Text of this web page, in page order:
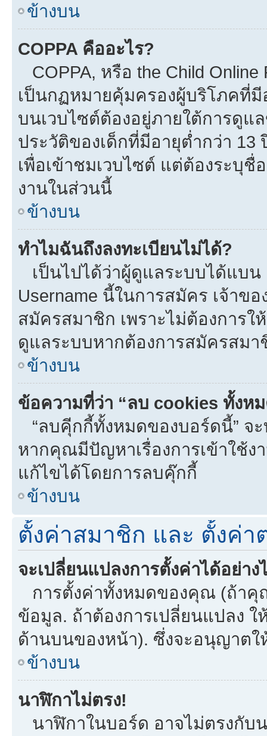
ข้างบน
COPPA คืออะไร?
COPPA, หรือ the Child Online
เป็นกฏหมายคุ้มครองผู้บริโภคที่มี
บนเวบไซต์ต้องอยู่ภายใต้การดูแ
ประวัติของเด็กที่มีอายุต่ำกว่า
เพื่อเข้าชมเวบไซต์ แต่ต้องระบุชื่
งานในส่วนนี้
ข้างบน
ทำไมฉันถึงลงทะเบียนไม่ได้?
เป็นไปได้ว่าผู้ดูแลระบบได้แบน
Username นี้ในการสมัคร เจ้าข
สมัครสมาชิก เพราะไม่ต้องการ
ดูแลระบบหากต้องการสมัครสมา
ข้างบน
ข้อความที่ว่า “ลบ cookies ทั้งห
“ลบคุีกกี้ทั้งหมดของบอร์ดนี้” จ
หากคุณมีปัญหาเรื่องการเข้าใช้ง
แก้ไขได้โดยการลบคุ๊กกี้
ข้างบน
ตั้งค่าสมาชิก และ ตั้งค่า
จะเปลี่ยนแปลงการตั้งค่าได้อย่าง
การตั้งค่าทั้งหมดของคุณ (ถ้าคุ
ข้อมูล. ถ้าต้องการเปลี่ยนแปลง
ด้านบนของหน้า). ซึ่งจะอนุญาต
ข้างบน
นาฬิกาไม่ตรง!
นาฬิกาในบอร์ด อาจไม่ตรงกั